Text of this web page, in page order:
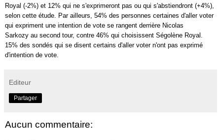
Royal (-2%) et 12% qui ne s'exprimeront pas ou qui s'abstiendront (+4%),
selon cette étude. Par ailleurs, 54% des personnes certaines d'aller voter
qui expriment une intention de vote se rangent derrière Nicolas
Sarkozy au second tour, contre 46% qui choisissent Ségolène Royal.
15% des sondés qui se disent certains d'aller voter n'ont pas exprimé
d'intention de vote.
Editeur
Partager
Aucun commentaire: